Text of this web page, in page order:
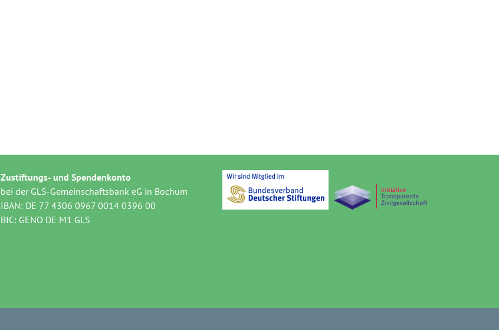
Zustiftungs- und Spendenkonto
bei der GLS-Gemeinschaftsbank eG in Bochum
IBAN: DE 77 4306 0967 0014 0396 00
BIC: GENO DE M1 GLS